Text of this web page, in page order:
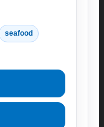
seafood